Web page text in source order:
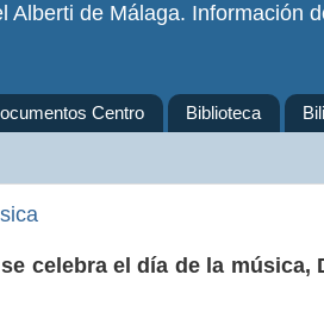
Alberti de Málaga. Información
Centro Biblioteca
celebra el día de la música,